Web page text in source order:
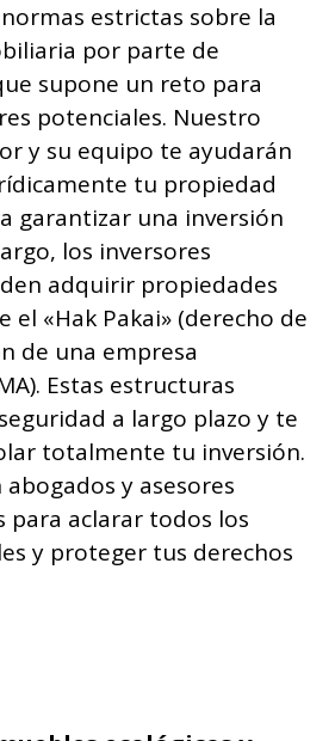
estrictas sobre la
por parte de
supone un reto para
potenciales. Nuestro
y su equipo te ayudarán
tu propiedad
garantizar una inversión
los inversores
adquirir propiedades
el «Hak Pakai» (derecho de
de una empresa
Estas estructuras
a largo plazo y te
totalmente tu inversión.
y asesores
para aclarar todos los
y proteger tus derechos